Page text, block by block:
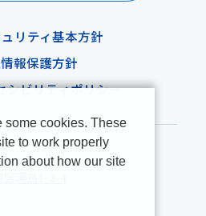
リティ基本方針
報保護方針
シビリティポリシー
湯島1-3-4
some cookies. These
to work properly
about how our site